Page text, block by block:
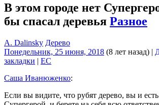
В этом городе нет
бы спасал деревья Разное
A. Dalinsky Дерево
Понедельник, 25 июня, 2018 (8 лет назад) |
закладки | EC
Саша Иванюженко:
Если вы видите, что рубят дерево, вы и